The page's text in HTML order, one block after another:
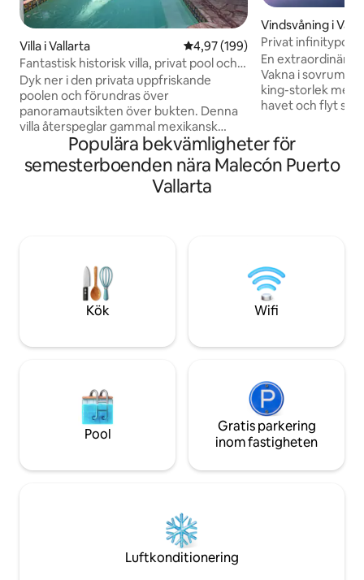
Villa i Vallarta 4,97 av 5 i genomsnittligt
4,97 (199)
Fantastisk historisk villa, privat pool och
280° utsikt
Dyk ner i den privata uppfriskande
poolen och förundras över
panoramautsikten över bukten. Denna
villa återspeglar gammal mexikansk
sofistikering med exponerade träbjälkar,
handmålade kakelplattor och koloniala
antikviteter tillsammans med moderna
som några av de bästa PV har att erbjuda
på grund av det oöverträffade läget och
de vackra arkitektoniska detaljerna i vår
enklav av villor. Detta är autentiska kust
miljö. Det är vårt paradis och hem
fram till bak och uppifrån och ned! Jag är
tillgänglig dygnet runt via e-post. Vi har
också en fastighetsförvaltare i PV, en
hushållerska,
regelbundna underhållstjänster. Som ett
snabbt av vår lokala personal. Vår
städerska städar två gånger i veckan
pool/trädgårdsservicen sker varannan
Vindsvåning i
Privat
strand
En extraordinär
Vakna i
king-storlek med
havet och flyt
sträcker sig till
en romantisk
har en roterande
restaurangerna
Populära bekvämligheter för
semesterboenden nära Malecón Puerto
Vallarta
Kök Wifi
Pool
Gratis parkering
inom fastigheten
Luftkonditionering